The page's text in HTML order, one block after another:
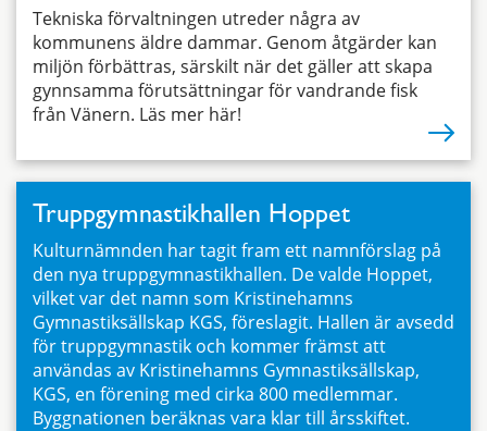
Tekniska förvaltningen utreder några av
kommunens äldre dammar. Genom åtgärder kan
miljön förbättras, särskilt när det gäller att skapa
gynnsamma förutsättningar för vandrande fisk
från Vänern. Läs mer här!
Truppgymnastikhallen Hoppet
Kulturnämnden har tagit fram ett namnförslag på
den nya truppgymnastikhallen. De valde Hoppet,
vilket var det namn som Kristinehamns
Gymnastiksällskap KGS, föreslagit. Hallen är avsedd
för truppgymnastik och kommer främst att
användas av Kristinehamns Gymnastiksällskap,
KGS, en förening med cirka 800 medlemmar.
Byggnationen beräknas vara klar till årsskiftet.